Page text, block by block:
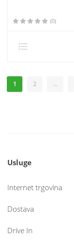
(0)
1 2 ...
Usluge
Internet trgovina
Dostava
Drive In